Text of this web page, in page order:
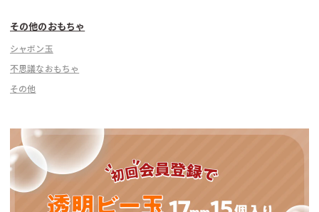
その他のおもちゃ
シャボン玉
不思議なおもちゃ
その他